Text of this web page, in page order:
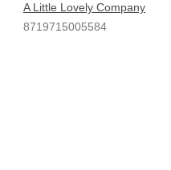
A Little Lovely Company
8719715005584